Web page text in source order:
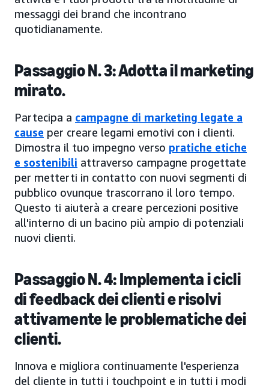
messaggi dei brand che incontrano
quotidianamente.
Passaggio N. 3: Adotta il marketing
mirato.
Partecipa a campagne di marketing legate a
cause per creare legami emotivi con i clienti.
Dimostra il tuo impegno verso pratiche etiche
e sostenibili attraverso campagne progettate
per metterti in contatto con nuovi segmenti di
pubblico ovunque trascorrano il loro tempo.
Questo ti aiuterà a creare percezioni positive
all'interno di un bacino più ampio di potenziali
nuovi clienti.
Passaggio N. 4: Implementa i cicli
di feedback dei clienti e risolvi
attivamente le problematiche dei
clienti.
Innova e migliora continuamente l'esperienza
del cliente in tutti i touchpoint e in tutti i modi